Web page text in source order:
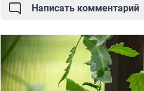
Написать комментарий